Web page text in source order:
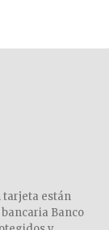
tarjeta están
Banco